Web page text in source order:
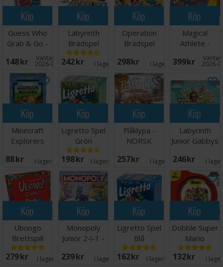
Köp
Guess Who
Grab & Go -
Reseutgåva
148 SEK Väntas in:
2026-08-27
Köp
Labyrinth
Brädspel
242 SEK I lager: 5
Köp
Operation
Brädspel
298 SEK I lager: 4
Köp
Magical
Athlete -
NORSK
399 SEK 2026-
Köp
Minecraft
Explorers
88 SEK I lager:
Köp
Ligretto Spel
Grön
198 SEK I lager: 20+
Köp
Flåklypa -
NORSK
257 SEK I lager: 7
Köp
Labyrinth
Junior Gabbys
246 SEK I
Köp
Ubongo
Brettspill
(Norsk
utgave)
279 SEK I lager: 12
Köp
Monopoly
Junior 2-i-1 -
239 SEK I lager:
Köp
Ligretto Spel
Blå
162 SEK I lager: 20+
Köp
Dobble Super
Mario
Brädspel
132 SEK I